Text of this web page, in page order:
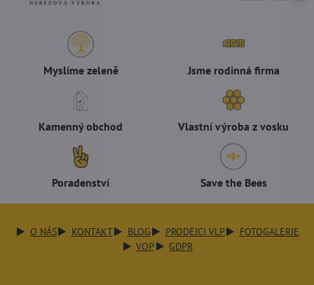
Myslíme zeleně Jsme rodinná firma
Kamenný obchod Vlastní výroba z vosku
Poradenství Save the Bees
O NÁS KONTAKT BLOG PRODEJCI VLP
FOTOGALERIE
VOP
GDPR